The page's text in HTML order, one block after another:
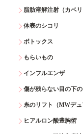
脂肪溶解注射（カベリ
体表のシコリ
ボトックス
もらいもの
インフルエンザ
傷が残らない目の下
糸のリフト（MWデュ
ヒアルロン酸豊胸術